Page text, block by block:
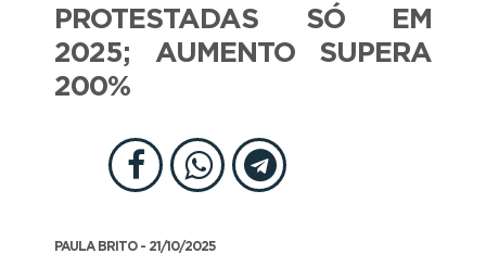
PROTESTADAS SÓ EM
2025; AUMENTO SUPERA
200%
PAULA BRITO - 21/10/2025